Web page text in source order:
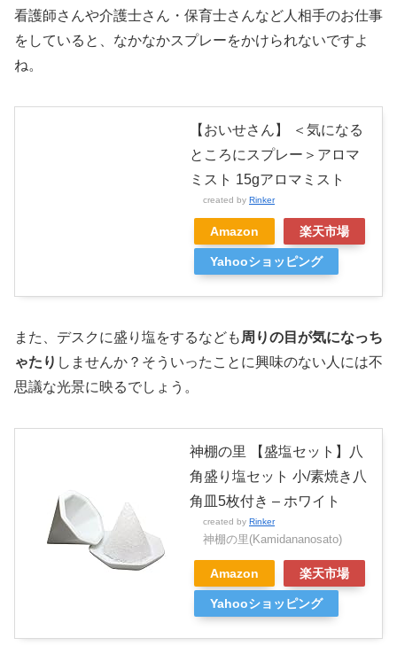
看護師さんや介護士さん・保育士さんなど人相手のお仕事
をしていると、なかなかスプレーをかけられないですよ
ね。
【おいせさん】 ＜気になる
ところにスプレー＞アロマ
ミスト 15gアロマミスト
created by Rinker
Amazon 楽天市場
Yahooショッピング
また、デスクに盛り塩をするなども 周りの目が気になっち
ゃたり しませんか？そういったことに興味のない人には不
思議な光景に映るでしょう。
神棚の里 【盛塩セット】八
角盛り塩セット 小/素焼き八
角皿5枚付き – ホワイト
created by Rinker
神棚の里(Kamidananosato)
Amazon 楽天市場
Yahooショッピング